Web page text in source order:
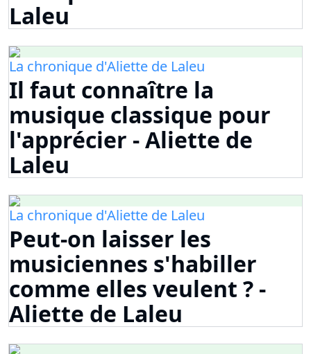
Laleu
La chronique d'Aliette de Laleu
Il faut connaître la
musique classique pour
l'apprécier - Aliette de
Laleu
La chronique d'Aliette de Laleu
Peut-on laisser les
musiciennes s'habiller
comme elles veulent ? -
Aliette de Laleu